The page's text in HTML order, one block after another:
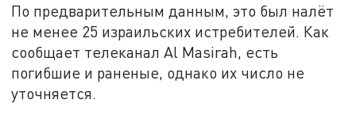
По предварительным данным, это был налёт
не менее 25 израильских истребителей. Как
сообщает телеканал Al Masirah, есть
погибшие и раненые, однако их число не
уточняется.